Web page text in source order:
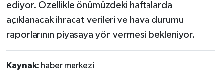
ediyor. Özellikle önümüzdeki haftalarda
açıklanacak ihracat verileri ve hava durumu
raporlarının piyasaya yön vermesi bekleniyor.
Kaynak: haber merkezi